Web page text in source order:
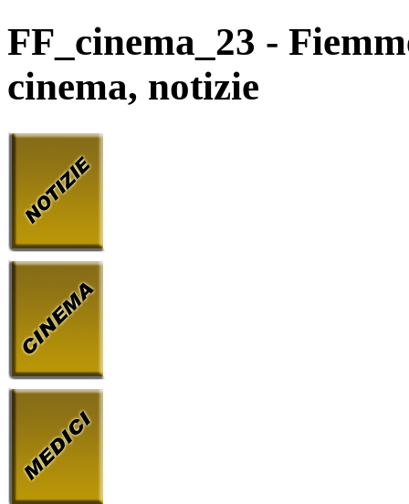
FF_cinema_23 -
cinema, notizie